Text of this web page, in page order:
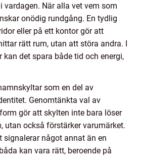
vardagen. När alla vet vem som
onödig rundgång. En tydlig
eller på ett kontor gör att
rätt rum, utan att störa andra. I
kan det spara både tid och energi,
som en del av
Genomtänkta val av
gör att skylten inte bara löser
utan också förstärker varumärket.
signalerar något annat än en
kan vara rätt, beroende på